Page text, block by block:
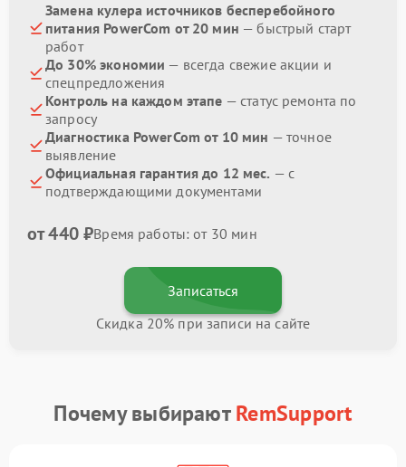
Замена кулера источников бесперебойного
питания PowerCom от 20 мин — быстрый старт
работ
До 30% экономии — всегда свежие акции и
спецпредложения
Контроль на каждом этапе — статус ремонта по
запросу
Диагностика PowerCom от 10 мин — точное
выявление
Официальная гарантия до 12 мес. — с
подтверждающими документами
от 440 ₽Время работы: от 30 мин
Записаться
Скидка 20% при записи на сайте
Почему выбираютRemSupport